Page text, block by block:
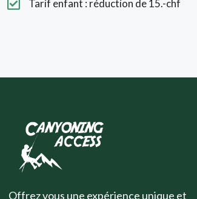
Tarif enfant : réduction de 15.-chf
Offrez vous une expérience unique et